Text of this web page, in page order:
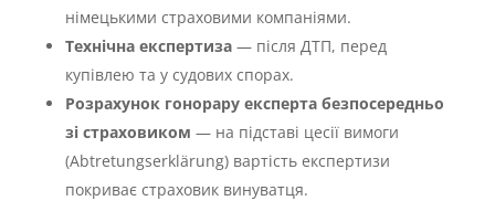
німецькими страховими компаніями.
Технічна експертиза— після ДТП, перед
купівлею та у судових спорах.
Розрахунок гонорару експерта безпосередньо
зі страховиком — на підставі цесії вимоги
(Abtretungserklärung) вартість експертизи
покриває страховик винуватця.